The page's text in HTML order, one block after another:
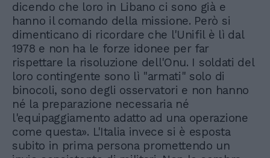
dicendo che loro in Libano ci sono già e
hanno il comando della missione. Però si
dimenticano di ricordare che l'Unifil è lì dal
1978 e non ha le forze idonee per far
rispettare la risoluzione dell'Onu. I soldati del
loro contingente sono lì "armati" solo di
binocoli, sono degli osservatori e non hanno
né la preparazione necessaria né
l'equipaggiamento adatto ad una operazione
come questa». L'Italia invece si è esposta
subito in prima persona promettendo un